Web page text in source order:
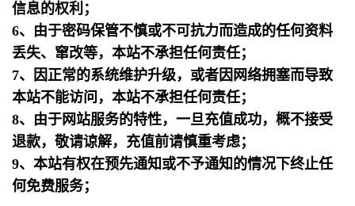
信息的权利；
6、由于密码保管不慎或不可抗力而造成的任何资料
丢失、窜改等，本站不承担任何责任；
7、因正常的系统维护升级，或者因网络拥塞而导致
本站不能访问，本站不承担任何责任；
8、由于网站服务的特性，一旦充值成功，概不接受
退款，敬请谅解，充值前请慎重考虑；
9、本站有权在预先通知或不予通知的情况下终止任
何免费服务；